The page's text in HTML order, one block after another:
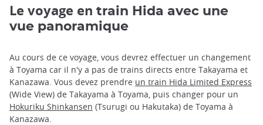
Le voyage en train Hida avec une
vue panoramique
Au cours de ce voyage, vous devrez effectuer un changement
à Toyama car il n'y a pas de trains directs entre Takayama et
Kanazawa. Vous devez prendre un train Hida Limited Express
(Wide View) de Takayama à Toyama, puis changer pour un
Hokuriku Shinkansen (Tsurugi ou Hakutaka) de Toyama à
Kanazawa.